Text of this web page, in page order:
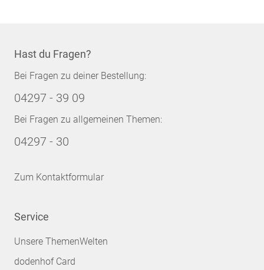
Hast du Fragen?
Bei Fragen zu deiner Bestellung:
04297 - 39 09
Bei Fragen zu allgemeinen Themen:
04297 - 30
Zum Kontaktformular
Service
Unsere ThemenWelten
dodenhof Card